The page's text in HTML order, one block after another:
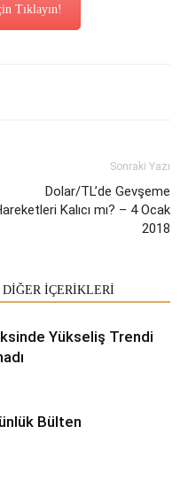
Tıklayın!
Sonraki Yazı
Dolar/TL’de Gevşeme
Kalıcı mı? – 4 Ocak
2018
İÇERİKLERİ
Yükseliş Trendi
Bülten